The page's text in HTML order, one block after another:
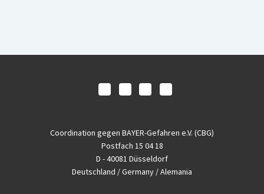
Coordination gegen BAYER-Gefahren e.V. (CBG)
Postfach 15 04 18
D - 40081 Düsseldorf
Deutschland / Germany / Alemania